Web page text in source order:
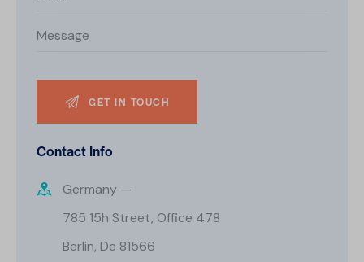
Contact Info
Germany —
785 15h Street, Office 478
Berlin, De 81566